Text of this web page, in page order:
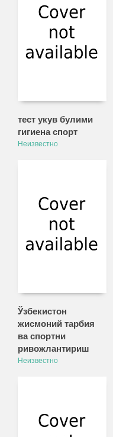
тест укув булими
гигиена спорт
Неизвестно
Ўзбекистон
жисмоний тарбия
ва спортни
ривожлантириш
Неизвестно